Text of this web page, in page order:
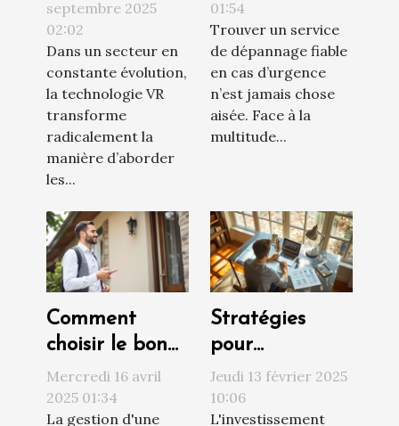
les visites
immobilières ?
septembre 2025
02:02
Dans un secteur en
constante évolution,
la technologie VR
transforme
radicalement la
manière d’aborder
les...
de dépannage
en urgence ?
01:54
Trouver un service
de dépannage fiable
en cas d’urgence
n’est jamais chose
aisée. Face à la
multitude...
Comment
choisir le bon
syndic de
copropriété
Mercredi 16 avril
2025 01:34
La gestion d'une
Stratégies
pour
augmenter la
rentabilité de
Jeudi 13 février 2025
10:06
L'investissement